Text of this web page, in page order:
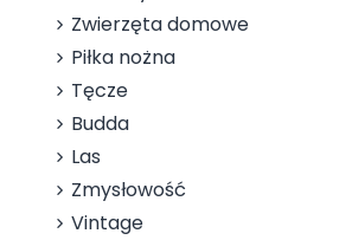
Zwierzęta domowe
Piłka nożna
Tęcze
Budda
Las
Zmysłowość
Vintage